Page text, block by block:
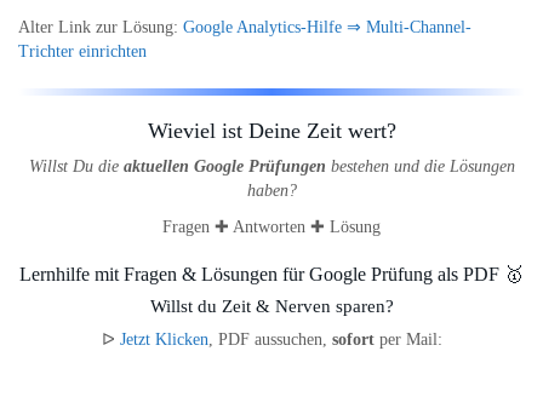
Alter Link zur Lösung: Google Analytics-Hilfe ⇒ Multi-Channel-
Trichter einrichten
Wieviel ist Deine Zeit wert?
Willst Du die aktuellen Google Prüfungen bestehen und die Lösungen
haben?
Fragen ✚ Antworten ✚ Lösung
Lernhilfe mit Fragen & Lösungen für Google Prüfung als PDF 🥇
Willst du Zeit & Nerven sparen?
ᐅ Jetzt Klicken , PDF aussuchen, sofortper Mail: